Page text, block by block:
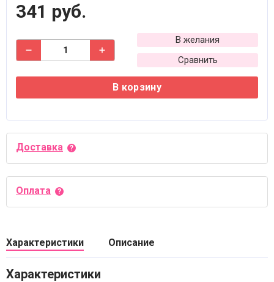
341 руб.
В желания
Сравнить
В корзину
Доставка
Оплата
Характеристики Описание
Характеристики